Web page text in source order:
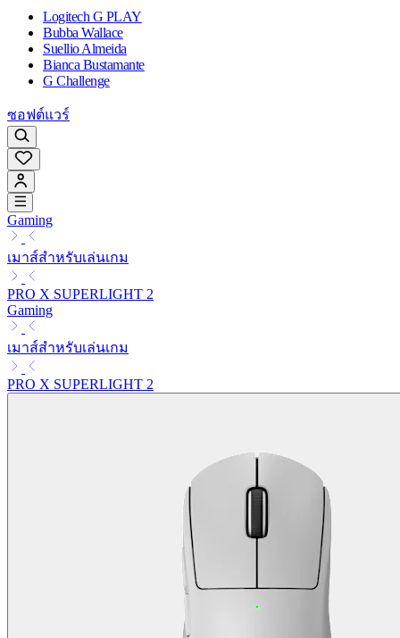
Logitech G PLAY
Bubba Wallace
Suellio Almeida
Bianca Bustamante
G Challenge
ซอฟต์แวร์
Gaming
เมาส์สำหรับเล่นเกม
PRO X SUPERLIGHT 2
Gaming
เมาส์สำหรับเล่นเกม
PRO X SUPERLIGHT 2